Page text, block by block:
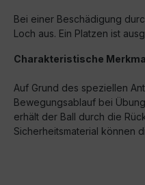
Bei einer Beschädigung
Loch aus. Ein Platzen ist
Charakteristische
Auf Grund des speziellen
Bewegungsablauf bei
erhält der Ball durch die
Sicherheitsmaterial können